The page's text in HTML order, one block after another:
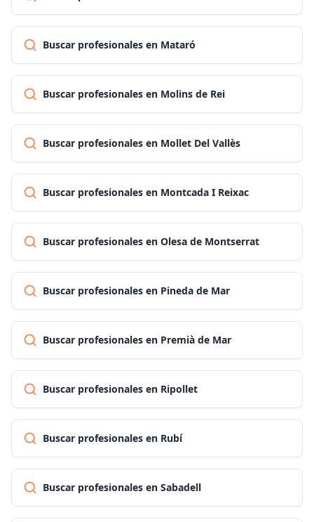
Buscar profesionales en Mataró
Buscar profesionales en Molins de Rei
Buscar profesionales en Mollet Del Vallès
Buscar profesionales en Montcada I Reixac
Buscar profesionales en Olesa de Montserrat
Buscar profesionales en Pineda de Mar
Buscar profesionales en Premià de Mar
Buscar profesionales en Ripollet
Buscar profesionales en Rubí
Buscar profesionales en Sabadell